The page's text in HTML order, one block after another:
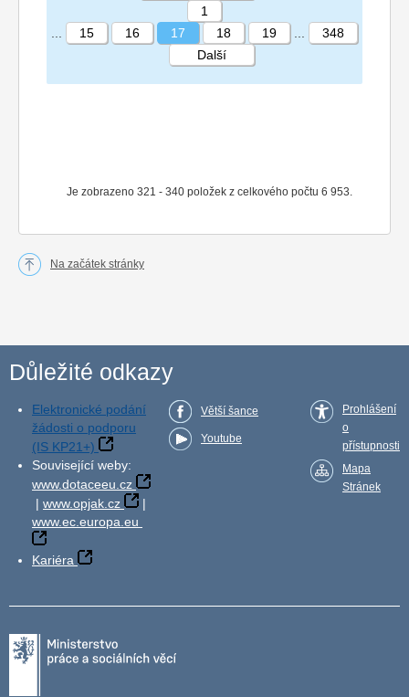
STRÁNKA 17 348
Je zobrazeno 321 - 340 položek z celkového počtu 6 953.
1
15 16 17 18 19
348
Další
Na začátek stránky
Důležité odkazy
Elektronické podání
žádosti o podporu
(IS KP21+)
Související weby:
www.dotaceeu.cz
| www.opjak.cz
|
www.ec.europa.eu
Kariéra
Větší šance
Youtube
Prohlášení
o
přístupnosti
Mapa
Stránek